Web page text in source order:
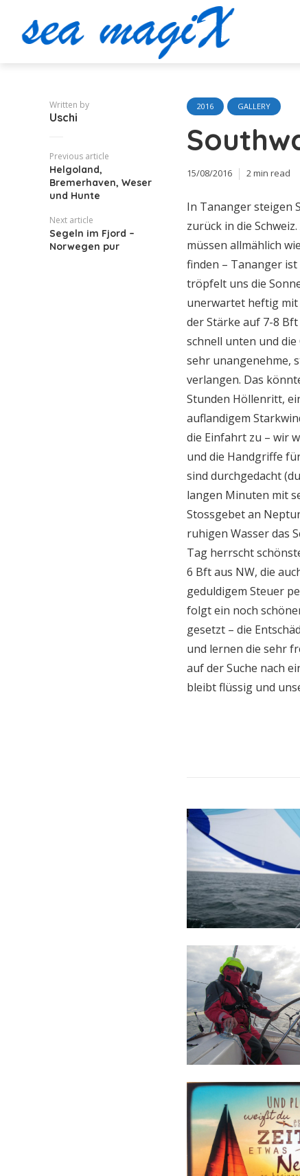
Written by
Uschi
Previous article
Helgoland,
Bremerhaven, Weser
und Hunte
Next article
Segeln im Fjord –
Norwegen pur
2016 GALLERY
15/08/2016 2 min read
In Tananger steigen
zurück in die
müssen allmählich
finden – Tananger
tröpfelt uns die
unerwartet heftig mit
der Stärke auf 7-8
schnell unten und
sehr unangenehme,
verlangen. Das
Stunden Höllenritt,
auflandigem
die Einfahrt zu – wir
und die Handgriffe
sind durchgedacht
langen Minuten mit
Stossgebet an
ruhigen Wasser das
Tag herrscht
6 Bft aus NW, die
geduldigem Steuer
folgt ein noch
gesetzt – die
und lernen die sehr
auf der Suche nach
bleibt flüssig und